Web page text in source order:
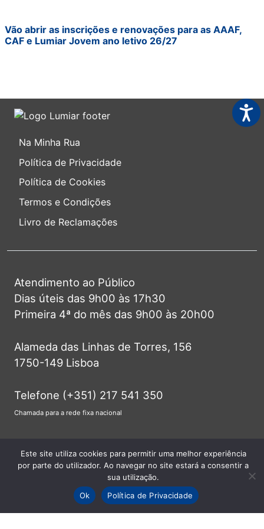
Vão abrir as inscrições e renovações para as AAAF,
CAF e Lumiar Jovem ano letivo 26/27
Na Minha Rua
Política de Privacidade
Política de Cookies
Termos e Condições
Livro de Reclamações
Atendimento ao Público
Dias úteis das 9h00 às 17h30
Primeira 4ª do mês das 9h00 às 20h00
Alameda das Linhas de Torres, 156
1750-149 Lisboa
Telefone (+351) 217 541 350
Chamada para a rede fixa nacional
© 2026 Junta de Freguesia do Lumiar -
Todos os direitos reservados.
Este site utiliza cookies para permitir uma melhor experiência
por parte do utilizador. Ao navegar no site estará a consentir a
sua utilização.
Ok
Política de Privacidade